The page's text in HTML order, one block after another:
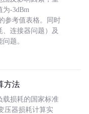
为-3dBm
参考值表格。同时
连接器问题）及
题。
方法
载损耗的国家标准
压器损耗计算实